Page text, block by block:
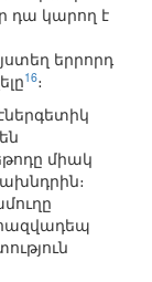
դա կարող է
երրորդ
16։
միակ